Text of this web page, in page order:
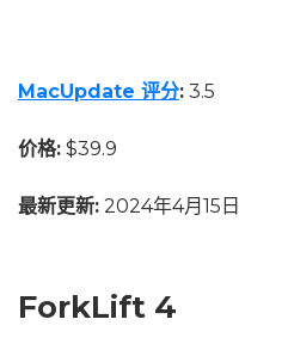
MacUpdate 评分: 3.5
价格: $39.9
最新更新: 2024年4月15日
ForkLift 4